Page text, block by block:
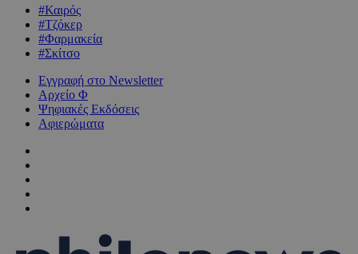
#Καιρός
#Τζόκερ
#Φαρμακεία
#Σκίτσο
Εγγραφή στο Newsletter
Αρχείο Φ
Ψηφιακές Εκδόσεις
Αφιερώματα